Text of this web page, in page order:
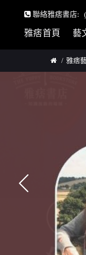
聯絡雅痞書店:
雅痞首頁 藝
雅痞